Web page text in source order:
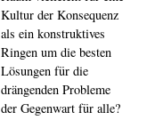
der Gegenwart für alle?